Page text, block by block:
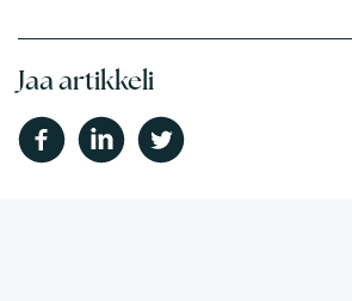
Jaa artikkeli